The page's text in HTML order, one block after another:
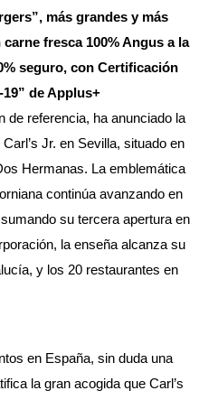
más grandes y más
fresca 100% Angus a la
seguro, con Certificación
de Applus+
de referencia, ha anunciado la
Jr. en Sevilla, situado en
Hermanas. La emblemática
continúa avanzando en
su tercera apertura en
la enseña alcanza su
y los 20 restaurantes en
en España, sin duda una
la gran acogida que Carl’s